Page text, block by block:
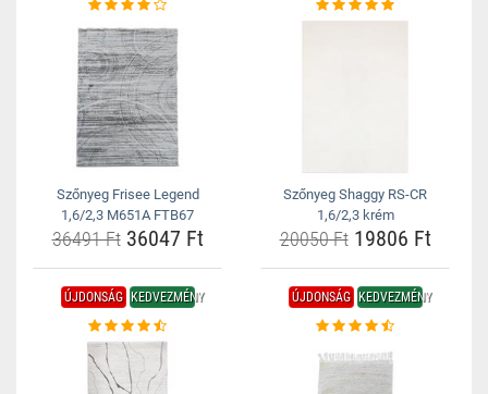
Szőnyeg Frisee Legend
1,6/2,3 M651A FTB67
36491 Ft36047 Ft
Szőnyeg Shaggy RS-CR
1,6/2,3 krém
20050 Ft19806 Ft
ÚJDONSÁG KEDVEZMÉNY ÚJDONSÁG KEDVEZMÉNY